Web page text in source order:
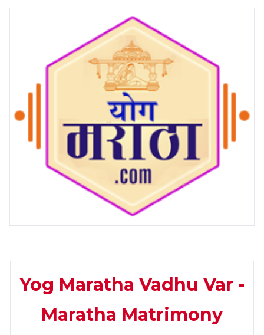
Yog Maratha Vadhu Var -
Maratha Matrimony